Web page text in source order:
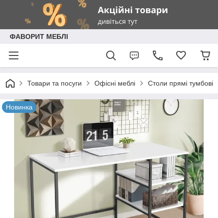
ФАВОРИТ МЕБЛІ
Товари та посуги Офісні меблі Столи прямі тумбові
Новинка